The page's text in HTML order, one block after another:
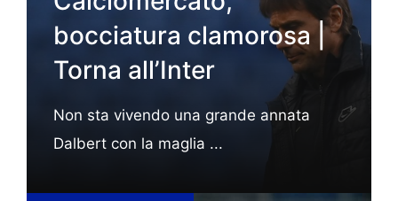
bocciatura clamorosa |
Torna all’Inter
Non sta vivendo una grande annata
Dalbert con la maglia ...